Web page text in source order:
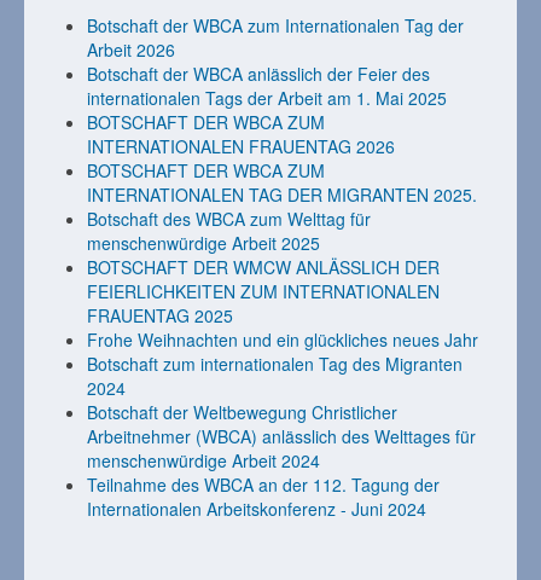
Botschaft der WBCA zum Internationalen Tag der
Arbeit 2026
Botschaft der WBCA anlässlich der Feier des
internationalen Tags der Arbeit am 1. Mai 2025
BOTSCHAFT DER WBCA ZUM
INTERNATIONALEN FRAUENTAG 2026
BOTSCHAFT DER WBCA ZUM
INTERNATIONALEN TAG DER MIGRANTEN 2025.
Botschaft des WBCA zum Welttag für
menschenwürdige Arbeit 2025
BOTSCHAFT DER WMCW ANLÄSSLICH DER
FEIERLICHKEITEN ZUM INTERNATIONALEN
FRAUENTAG 2025
Frohe Weihnachten und ein glückliches neues Jahr
Botschaft zum internationalen Tag des Migranten
2024
Botschaft der Weltbewegung Christlicher
Arbeitnehmer (WBCA) anlässlich des Welttages für
menschenwürdige Arbeit 2024
Teilnahme des WBCA an der 112. Tagung der
Internationalen Arbeitskonferenz - Juni 2024